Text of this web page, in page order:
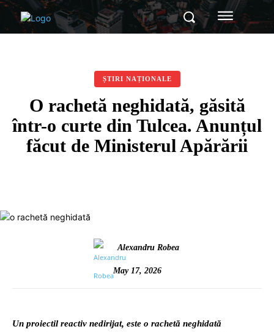
ȘTIRI NAȚIONALE
O rachetă neghidată, găsită
într-o curte din Tulcea. Anunțul
făcut de Ministerul Apărării
Alexandru Robea
May 17, 2026
Un proiectil reactiv nedirijat, este o rachetă neghidată